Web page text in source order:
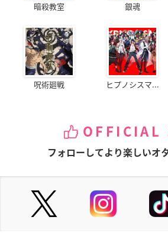
暗殺教室 銀魂
呪術廻戦 ヒプノシスマ...
OFFICIAL
フォローしてより楽しいオ